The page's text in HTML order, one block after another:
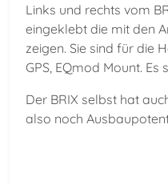
Links und rechts vom
eingeklebt die mit den
zeigen. Sie sind für die
GPS, EQmod Mount. Es
Der BRIX selbst hat
also noch